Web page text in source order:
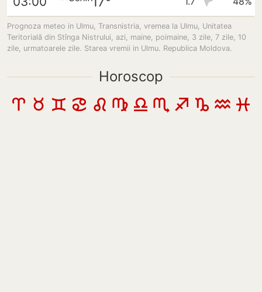
Prognoza meteo in Ulmu, Transnistria, vremea la Ulmu, Unitatea
Teritorială din Stînga Nistrului, azi, maine, poimaine, 3 zile, 7 zile, 10
zile, urmatoarele zile. Starea vremii in Ulmu. Republica Moldova.
Horoscop